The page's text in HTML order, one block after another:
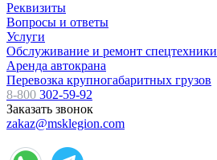
Реквизиты
Вопросы и ответы
Услуги
Обслуживание и ремонт спецтехники
Аренда автокрана
Перевозка крупногабаритных грузов
8-800 302-59-92
Заказать звонок
zakaz@msklegion.com